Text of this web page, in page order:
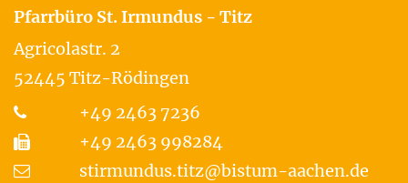
Pfarrbüro St. Irmundus - Titz
Agricolastr. 2
52445 Titz-Rödingen
+49 2463 7236
+49 2463 998284
stirmundus.titz@bistum-aachen.de